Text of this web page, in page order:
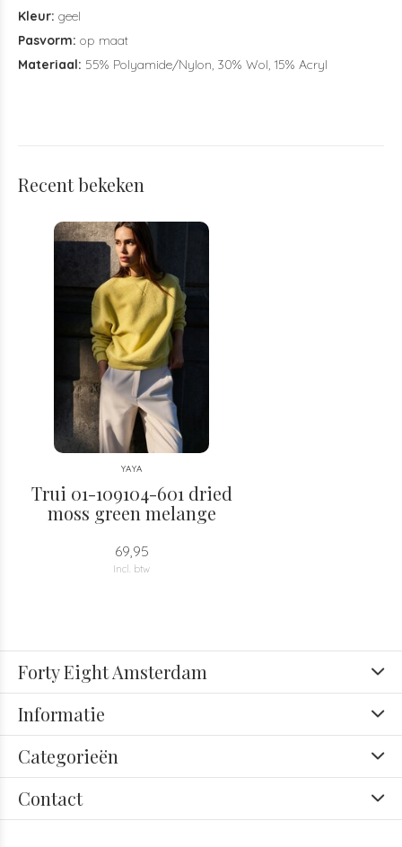
Kleur: geel
Pasvorm: op maat
Materiaal: 55% Polyamide/Nylon, 30% Wol, 15% Acryl
Recent bekeken
YAYA
Trui 01-109104-601 dried
moss green melange
69,95
Incl. btw
Forty Eight Amsterdam
Informatie
Categorieën
Contact